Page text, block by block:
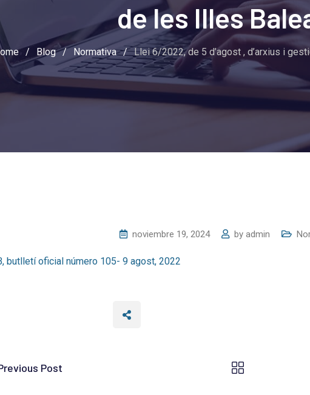
de les Illes
/ Blog / Normativa / Llei 6/2022, de 5 d’agost , d’arxius i
noviembre 19, 2024 by admin
butlletí oficial número 105- 9 agost, 2022
Post